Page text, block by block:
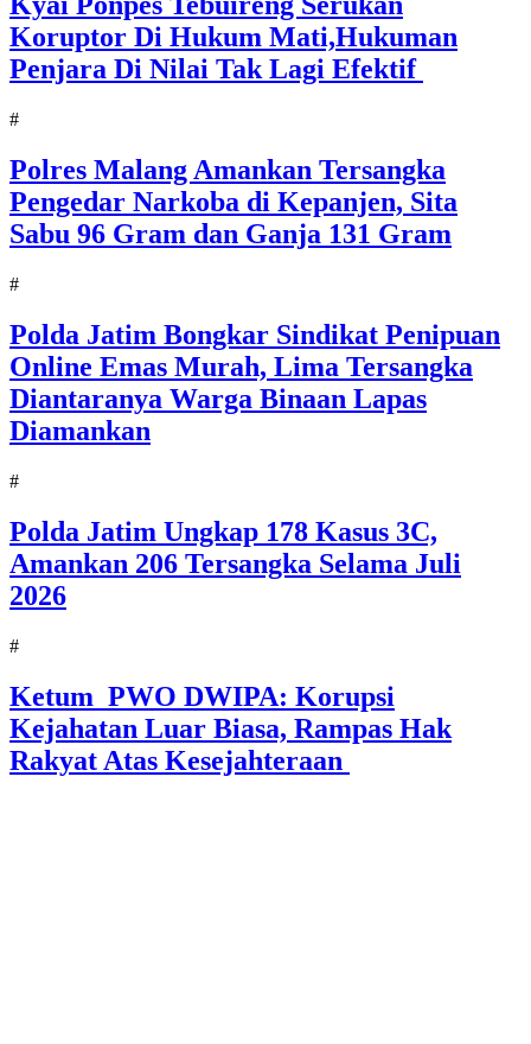
Koruptor Di Hukum Mati,Hukuman
Penjara Di Nilai Tak Lagi Efektif
#
Polres Malang Amankan Tersangka
Pengedar Narkoba di Kepanjen, Sita
Sabu 96 Gram dan Ganja 131 Gram
#
Polda Jatim Bongkar Sindikat Penipuan
Online Emas Murah, Lima Tersangka
Diantaranya Warga Binaan Lapas
Diamankan
#
Polda Jatim Ungkap 178 Kasus 3C,
Amankan 206 Tersangka Selama Juli
2026
#
Ketum PWO DWIPA: Korupsi
Kejahatan Luar Biasa, Rampas Hak
Rakyat Atas Kesejahteraan